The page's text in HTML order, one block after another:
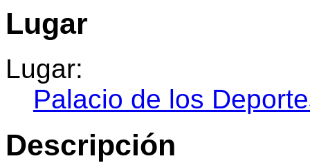
Lugar
Lugar:
Palacio de los
Descripción